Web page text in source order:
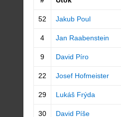
52 Jakub Poul
4 Jan Raabenstein
9 David Píro
22 Josef Hofmeister
29 Lukáš Frýda
30 David Píše